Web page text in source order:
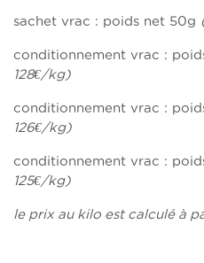
sachet vrac : poids net 50g
conditionnement vrac :
128€/kg)
conditionnement vrac :
126€/kg)
conditionnement vrac :
125€/kg)
le prix au kilo est calculé à